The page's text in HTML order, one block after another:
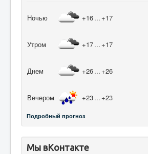
Ночью +16... +17
Утром +17... +17
Днем +26... +26
Вечером +23... +23
Подробный прогноз
Мы вКонтакте